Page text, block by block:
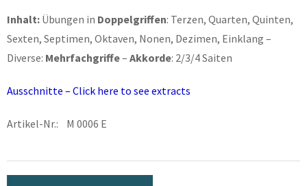
Inhalt: Übungen in Doppelgriffen: Terzen, Quarten, Quinten,
Sexten, Septimen, Oktaven, Nonen, Dezimen, Einklang –
Diverse: Mehrfachgriffe– Akkorde: 2/3/4 Saiten
Ausschnitte – Click here to see extracts
Artikel-Nr.: M 0006 E